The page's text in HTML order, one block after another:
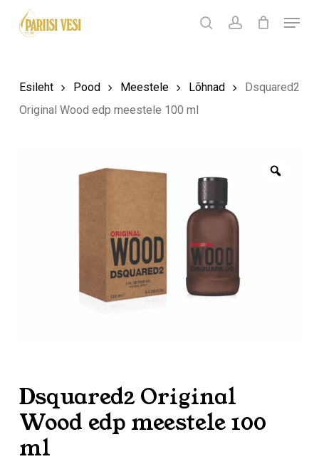
Products
search
searchaccount
Menu
Ostukorv
Esileht Pood Meestele Lõhnad
Dsquared2
Original Wood edp meestele 100 ml
Dsquared2 Original
Wood edp meestele 100
ml